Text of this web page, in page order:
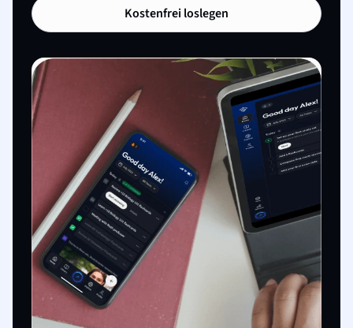
Kostenfrei loslegen